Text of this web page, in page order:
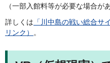
（一部入館料等が必要な場合が
詳しくは 「川中島の戦い総合サ
リンク）
。